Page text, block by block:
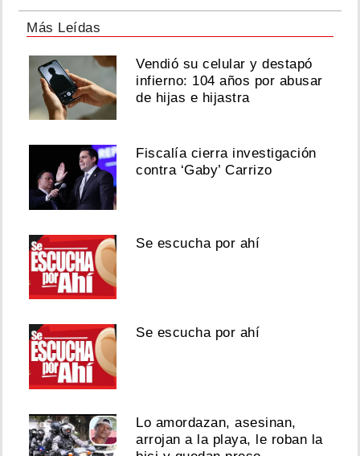
Más Leídas
Vendió su celular y destapó
infierno: 104 años por abusar
de hijas e hijastra
Fiscalía cierra investigación
contra ‘Gaby’ Carrizo
Se escucha por ahí
Se escucha por ahí
Lo amordazan, asesinan,
arrojan a la playa, le roban la